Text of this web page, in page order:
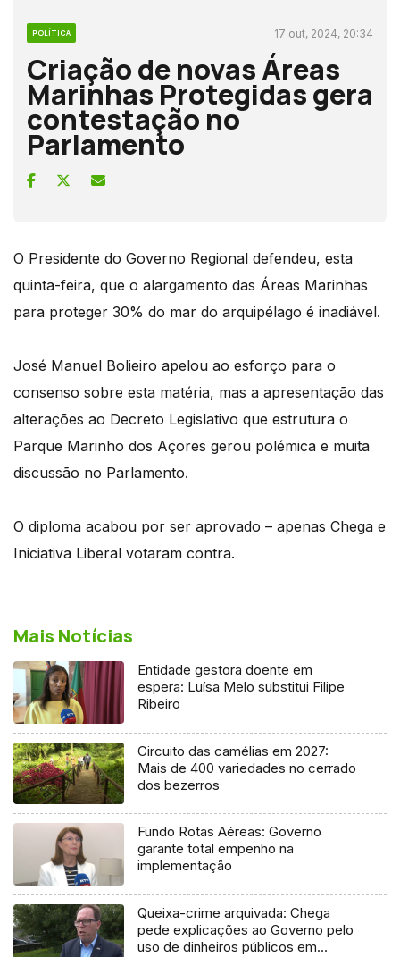
POLÍTICA 17 out, 2024, 20:34
Criação de novas Áreas
Marinhas Protegidas gera
contestação no
Parlamento
O Presidente do Governo Regional defendeu, esta
quinta-feira, que o alargamento das Áreas Marinhas
para proteger 30% do mar do arquipélago é inadiável.
José Manuel Bolieiro apelou ao esforço para o
consenso sobre esta matéria, mas a apresentação das
alterações ao Decreto Legislativo que estrutura o
Parque Marinho dos Açores gerou polémica e muita
discussão no Parlamento.
O diploma acabou por ser aprovado – apenas Chega e
Iniciativa Liberal votaram contra.
Mais Notícias
Entidade gestora doente em
espera: Luísa Melo substitui Filipe
Ribeiro
Circuito das camélias em 2027:
Mais de 400 variedades no cerrado
dos bezerros
Fundo Rotas Aéreas: Governo
garante total empenho na
implementação
Queixa-crime arquivada: Chega
pede explicações ao Governo pelo
uso de dinheiros públicos em